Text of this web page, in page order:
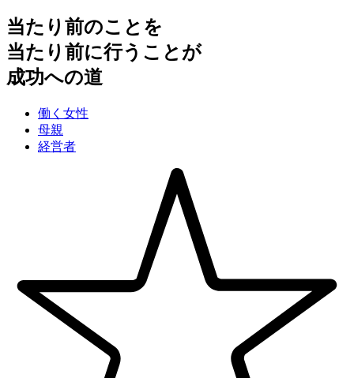
当たり前のことを
当たり前に行うことが
成功への道
働く女性
母親
経営者